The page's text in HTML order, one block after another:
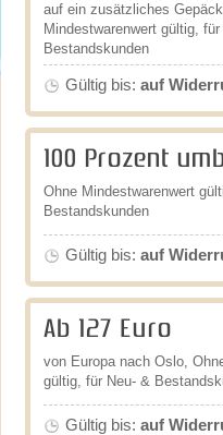
auf ein zusätzliches
Mindestwarenwert gültig,
Bestandskunden
Gültig bis: auf
100 Prozent
Ohne Mindestwarenwert
Bestandskunden
Gültig bis: auf
Ab 127 Euro
von Europa nach Oslo,
gültig, für Neu- &
Gültig bis: auf